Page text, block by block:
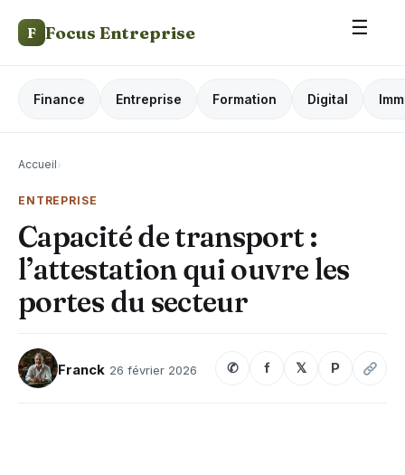
F Focus Entreprise ☰
Finance Entreprise Formation Digital
Accueil›
ENTREPRISE
Capacité de transport :
l’attestation qui ouvre les
portes du secteur
Franck 26 février 2026 ✆ f 𝕏 P